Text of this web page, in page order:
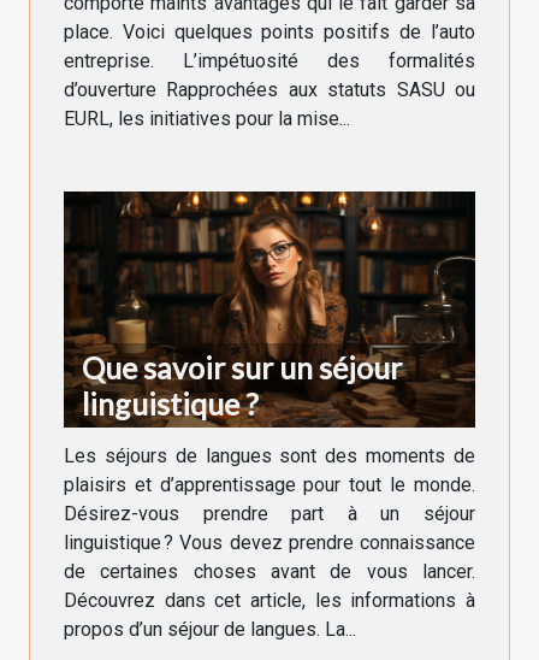
place. Voici quelques points positifs de l’auto
entreprise. L’impétuosité des formalités
d’ouverture Rapprochées aux statuts SASU ou
EURL, les initiatives pour la mise...
Que savoir sur un séjour
linguistique ?
Les séjours de langues sont des moments de
plaisirs et d’apprentissage pour tout le monde.
Désirez-vous prendre part à un séjour
linguistique ? Vous devez prendre connaissance
de certaines choses avant de vous lancer.
Découvrez dans cet article, les informations à
propos d’un séjour de langues. La...